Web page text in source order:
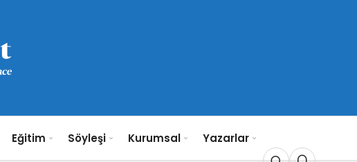
Eğitim Söyleşi Kurumsal Yazarlar